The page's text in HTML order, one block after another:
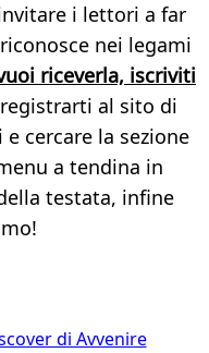
i lettori a far
nei legami
riceverla, iscriviti
al sito di
cercare la sezione
a tendina in
testata, infine
di Avvenire